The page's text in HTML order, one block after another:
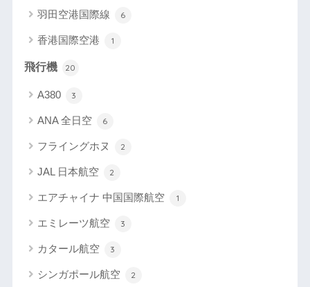
羽田空港国際線 6
香港国際空港 1
飛行機 20
A380 3
ANA 全日空 6
フライングホヌ 2
JAL 日本航空 2
エアチャイナ 中国国際航空 1
エミレーツ航空 3
カタール航空 3
シンガポール航空 2